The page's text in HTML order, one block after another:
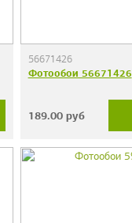
56671426
Фотообои 56671426
189.00руб